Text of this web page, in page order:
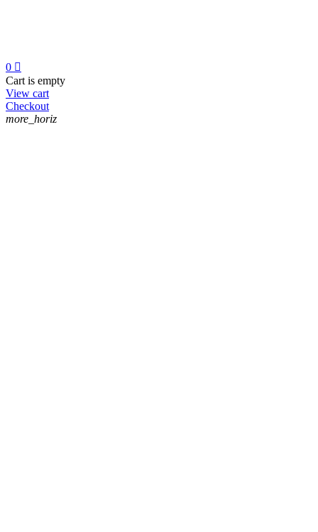
0 
Cart is empty
View cart
Checkout
more_horiz